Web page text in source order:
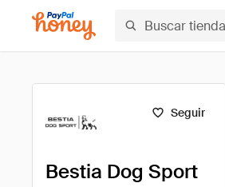
Seguir
Bestia Dog Sport